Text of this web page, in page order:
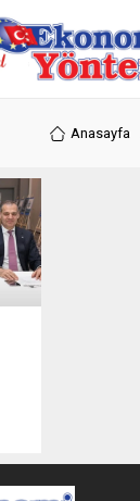
Anasayfa